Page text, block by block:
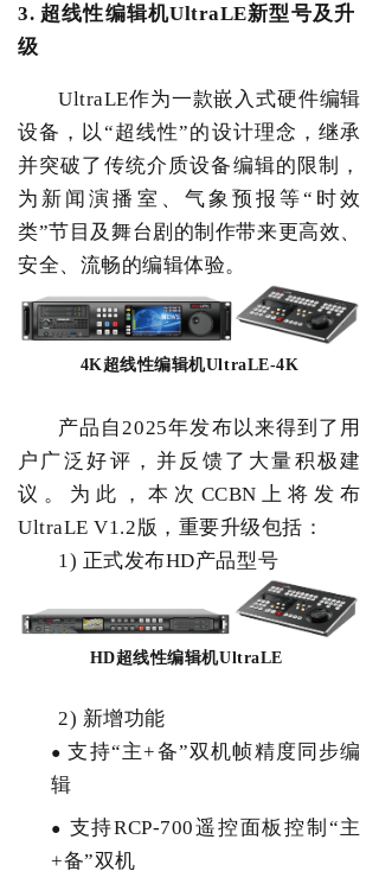
3. 超线性编辑机UltraLE新型号及升
级
UltraLE作为一款嵌入式硬件编辑
设备，以“超线性”的设计理念，继承
并突破了传统介质设备编辑的限制，
为新闻演播室、气象预报等“ 时效
类”节目及舞台剧的制作带来更高效、
安全、流畅的编辑体验。
4K 超线性编辑机UltraLE-4K
产品自 2025年发布以来得到了用
户广泛好评，并反馈了大量积极建
议。为此，本次 CCBN 上将发布
UltraLE V1.2版，重要升级包括：
1) 正式发布HD产品型号
HD超线性编辑机UltraLE
2) 新增功能
● 支持“主+备”双机帧精度同步编
辑
● 支持RCP-700遥控面板控制 “主
+备”双机